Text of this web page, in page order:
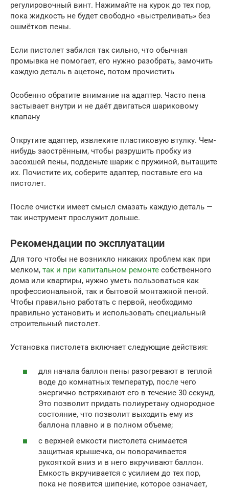
регулировочный винт. Нажимайте на курок до тех пор,
пока жидкость не будет свободно «выстреливать» без
ошмётков пены.
Если пистолет забился так сильно, что обычная
промывка не помогает, его нужно разобрать, замочить
каждую деталь в ацетоне, потом прочистить
Особенно обратите внимание на адаптер. Часто пена
застывает внутри и не даёт двигаться шариковому
клапану
Открутите адаптер, извлеките пластиковую втулку. Чем-
нибудь заострённым, чтобы разрушить пробку из
засохшей пены, подденьте шарик с пружиной, вытащите
их. Почистите их, соберите адаптер, поставьте его на
пистолет.
После очистки имеет смысл смазать каждую деталь —
так инструмент прослужит дольше.
Рекомендации по эксплуатации
Для того чтобы не возникло никаких проблем как при
мелком, так и при капитальном ремонте собственного
дома или квартиры, нужно уметь пользоваться как
профессиональной, так и бытовой монтажной пеной.
Чтобы правильно работать с первой, необходимо
правильно установить и использовать специальный
строительный пистолет.
Установка пистолета включает следующие действия:
для начала баллон пены разогревают в теплой
воде до комнатных температур, после чего
энергично встряхивают его в течение 30 секунд.
Это позволит придать полиуретану однородное
состояние, что позволит выходить ему из
баллона плавно и в полном объеме;
с верхней емкости пистолета снимается
защитная крышечка, он поворачивается
рукояткой вниз и в него вкручивают баллон.
Емкость вкручивается с усилием до тех пор,
пока не появится шипение, которое означает,